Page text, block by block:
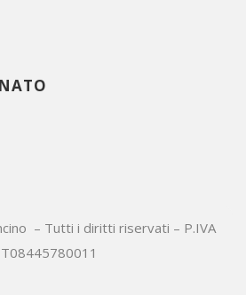
– Tutti i diritti riservati – P.IVA